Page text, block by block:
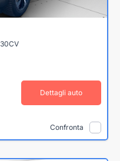
Dettagli auto
Confronta